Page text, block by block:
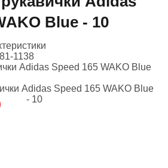
Blue - 10
1138